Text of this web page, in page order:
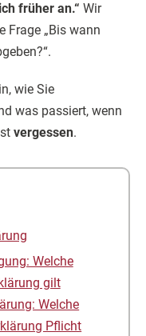
früher an.“ Wir
Frage „Bis wann
wie Sie
was passiert, wenn
vergessen.
Welche
gilt
Welche
Pflicht